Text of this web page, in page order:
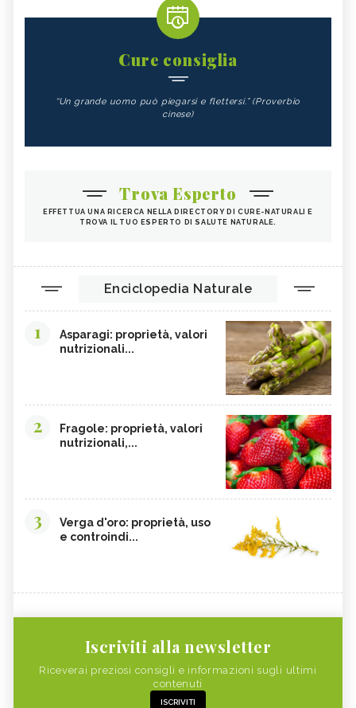
Cure consiglia
“Un grande uomo può piegarsi e flettersi.” (Proverbio
cinese)
Trova Esperto
EFFETTUA UNA RICERCA NELLA DIRECTORY DI CURE-NATURALI E
TROVA IL TUO ESPERTO DI SALUTE NATURALE.
Enciclopedia Naturale
1
Asparagi: proprietà, valori
nutrizionali...
2
Fragole: proprietà, valori
nutrizionali,...
3
Verga d'oro: proprietà, uso
e controindi...
Iscriviti alla newsletter
Riceverai preziosi consigli e informazioni sugli ultimi
contenuti
ISCRIVITI